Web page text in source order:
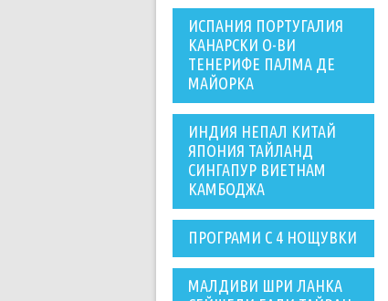
ИСПАНИЯ ПОРТУГАЛИЯ
КАНАРСКИ О-ВИ
ТЕНЕРИФЕ ПАЛМА ДЕ
МАЙОРКА
ИНДИЯ НЕПАЛ КИТАЙ
ЯПОНИЯ ТАЙЛАНД
СИНГАПУР ВИЕТНАМ
КАМБОДЖА
ПРОГРАМИ С 4 НОЩУВКИ
МАЛДИВИ ШРИ ЛАНКА